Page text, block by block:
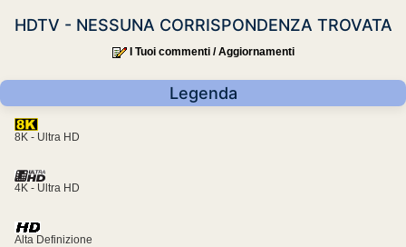
HDTV - NESSUNA CORRISPONDENZA TROVATA
I Tuoi commenti / Aggiornamenti
Legenda
8K - Ultra HD
4K - Ultra HD
Alta Definizione